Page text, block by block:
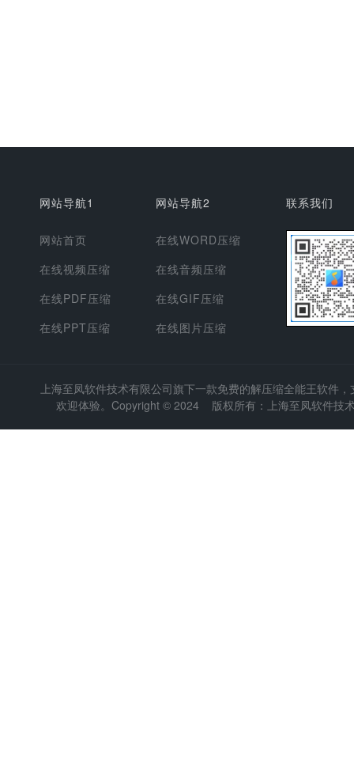
网站导航1
网站首页
在线视频压缩
在线PDF压缩
在线PPT压缩
网站导航2
在线WORD压缩
在线音频压缩
在线GIF压缩
在线图片压缩
联系我们
上海至凤软件技术有限公司旗下一款免费的解压缩全能王软件
欢迎体验。Copyright © 2024 版权所有：上海至凤软件技